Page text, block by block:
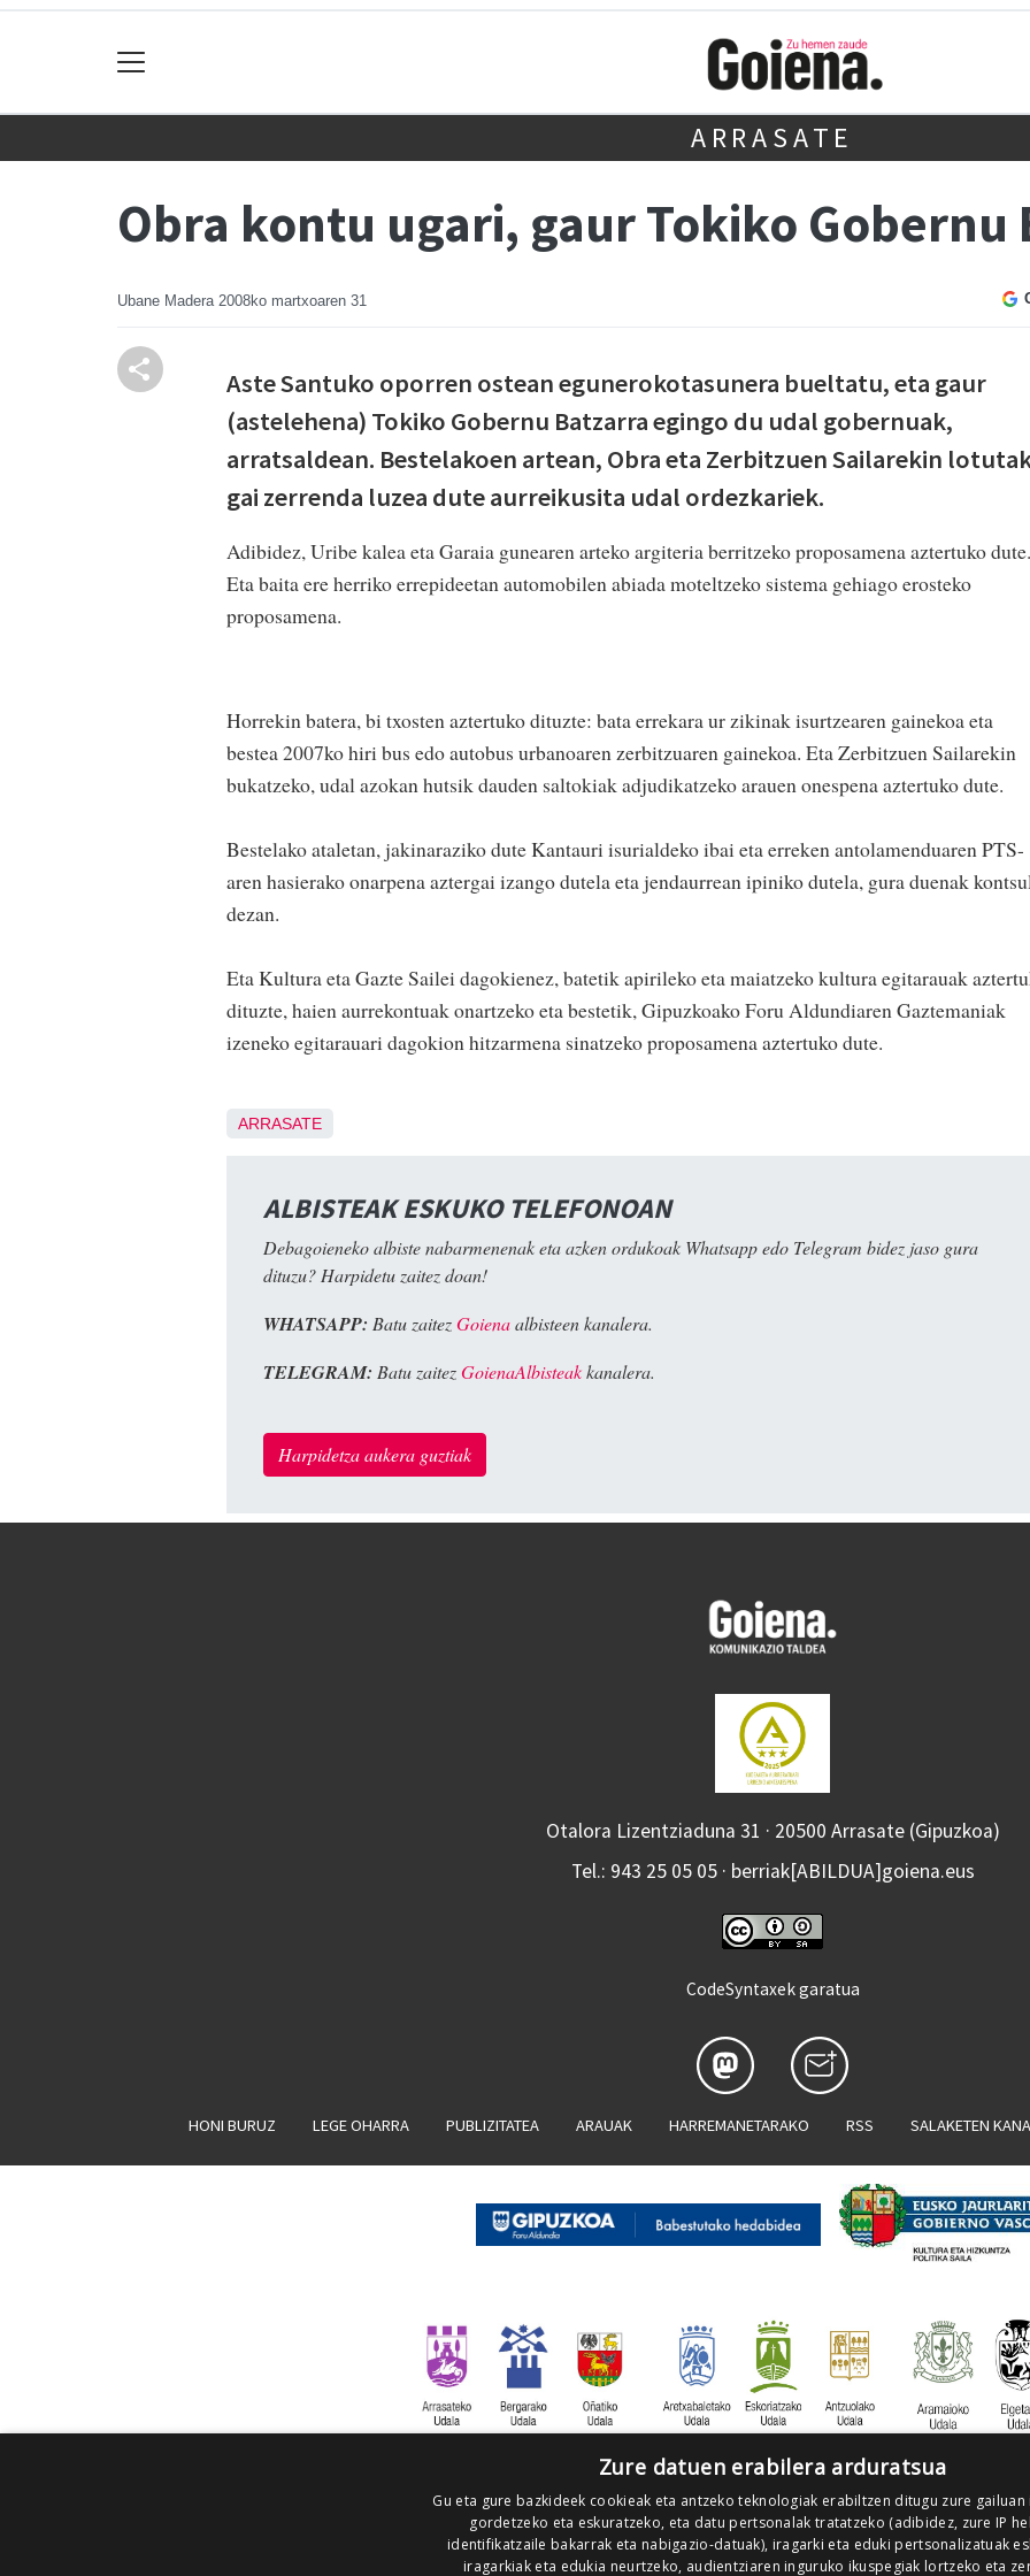
ARRASATE
Obra kontu ugari, gaur Tokiko Gobernu
Ubane Madera 2008ko martxoaren 31
Aste Santuko oporren ostean egunerokotasunera bueltatu, eta gaur
(astelehena) Tokiko Gobernu Batzarra egingo du udal gobernuak,
arratsaldean. Bestelakoen artean, Obra eta Zerbitzuen Sailarekin
gai zerrenda luzea dute aurreikusita udal ordezkariek.
Adibidez, Uribe kalea eta Garaia gunearen arteko argiteria berritzeko proposamena aztertuko dute.
Eta baita ere herriko errepideetan automobilen abiada moteltzeko sistema gehiago erosteko
proposamena.
Horrekin batera, bi txosten aztertuko dituzte: bata errekara ur zikinak isurtzearen gainekoa eta
bestea 2007ko hiri bus edo autobus urbanoaren zerbitzuaren gainekoa. Eta Zerbitzuen Sailarekin
bukatzeko, udal azokan hutsik dauden saltokiak adjudikatzeko arauen onespena aztertuko dute.
Bestelako ataletan, jakinaraziko dute Kantauri isurialdeko ibai eta erreken antolamenduaren PTS-
aren hasierako onarpena aztergai izango dutela eta jendaurrean ipiniko dutela, gura duenak
dezan.
Eta Kultura eta Gazte Sailei dagokienez, batetik apirileko eta maiatzeko kultura egitarauak
dituzte, haien aurrekontuak onartzeko eta bestetik, Gipuzkoako Foru Aldundiaren Gaztemaniak
izeneko egitarauari dagokion hitzarmena sinatzeko proposamena aztertuko dute.
ARRASATE
ALBISTEAK ESKUKO TELEFONOAN
Debagoieneko albiste nabarmenenak eta azken ordukoak Whatsapp edo Telegram bidez jaso gura
dituzu? Harpidetu zaitez doan!
WHATSAPP: Batu zaitezGoienaalbisteen kanalera.
TELEGRAM: Batu zaitezGoienaAlbisteakkanalera.
Harpidetza aukera guztiak
Otalora Lizentziaduna 31 · 20500 Arrasate (Gipuzkoa)
Tel.: 943 25 05 05 · berriak[ABILDUA]goiena.eus
CodeSyntaxek garatua
HONI BURUZ LEGE OHARRA PUBLIZITATEA ARAUAK HARREMANETARAKO RSS SALAKETEN
Zure datuen erabilera arduratsua
Gu eta gure bazkideek cookieak eta antzeko teknologiak erabiltzen ditugu zure
gordetzeko eta eskuratzeko, eta datu pertsonalak tratatzeko (adibidez, zure IP
identifikatzaile bakarrak eta nabigazio-datuak), iragarki eta eduki pertsonalizatuak
iragarkiak eta edukia neurtzeko, audientziaren inguruko ikuspegiak lortzeko eta